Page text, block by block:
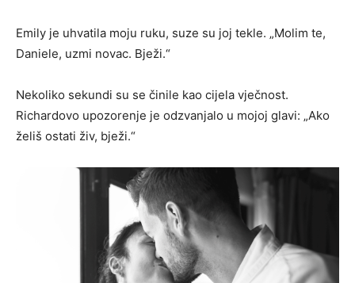
Emily je uhvatila moju ruku, suze su joj tekle. „Molim te,
Daniele, uzmi novac. Bježi.“
Nekoliko sekundi su se činile kao cijela vječnost.
Richardovo upozorenje je odzvanjalo u mojoj glavi: „Ako
želiš ostati živ, bježi.“